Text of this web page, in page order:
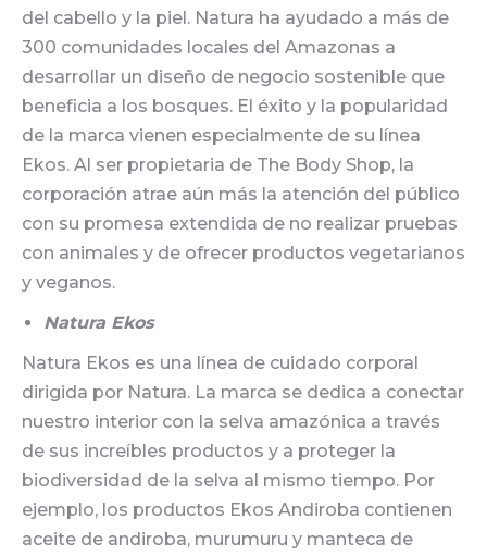
del cabello y la piel. Natura ha ayudado a más de
300 comunidades locales del Amazonas a
desarrollar un diseño de negocio sostenible que
beneficia a los bosques. El éxito y la popularidad
de la marca vienen especialmente de su línea
Ekos. Al ser propietaria de The Body Shop, la
corporación atrae aún más la atención del público
con su promesa extendida de no realizar pruebas
con animales y de ofrecer productos vegetarianos
y veganos.
Natura Ekos
Natura Ekos es una línea de cuidado corporal
dirigida por Natura. La marca se dedica a conectar
nuestro interior con la selva amazónica a través
de sus increíbles productos y a proteger la
biodiversidad de la selva al mismo tiempo. Por
ejemplo, los productos Ekos Andiroba contienen
aceite de andiroba, murumuru y manteca de